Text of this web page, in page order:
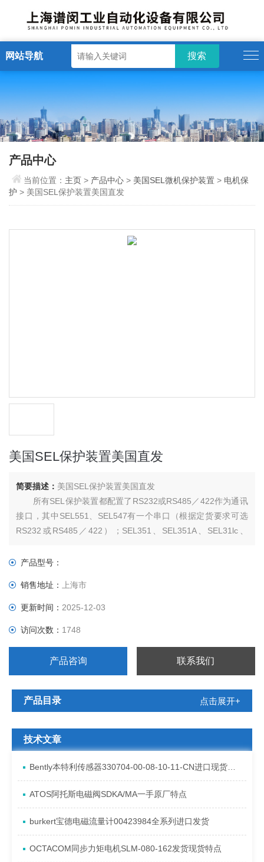
网站导航
产品中心
当前位置： 主页> 产品中心 > 美国SEL微机保护装置 > 电机保
护 > 美国SEL保护装置美国直发
美国SEL保护装置美国直发
简要描述： 美国SEL保护装置美国直发
所有SEL保护装置都配置了RS232或RS485／422作为通讯
接口，其中SEL551、SEL547有一个串口（根据定货要求可选
RS232或RS485／422）；SEL351、SEL351A、SEL31lc、
产品型号：
销售地址：上海市
更新时间：2025-12-03
访问次数： 1748
产品咨询 联系我们
产品目录 点击展开+
技术文章
Bently本特利传感器330704-00-08-10-11-CN进口现货资料
ATOS阿托斯电磁阀SDKA/MA一手原厂特点
burkert宝德电磁流量计00423984全系列进口发货
OCTACOM同步力矩电机SLM-080-162发货现货特点